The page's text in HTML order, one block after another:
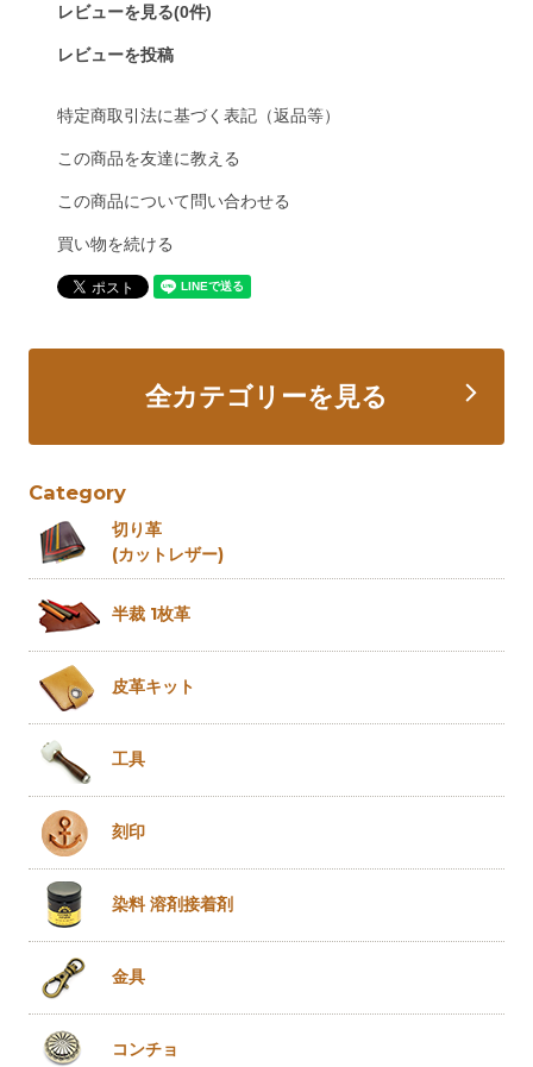
レビューを見る(0件)
レビューを投稿
特定商取引法に基づく表記（返品等）
この商品を友達に教える
この商品について問い合わせる
買い物を続ける
全カテゴリーを見る
Category
切り革
(カットレザー)
半裁 1枚革
皮革キット
工具
刻印
染料 溶剤接着剤
金具
コンチョ